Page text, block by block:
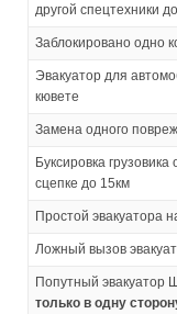
другой спецтехники
Заблокировано одно
Эвакуатор для
кювете
Замена одного
Буксировка
сцепке до 15км
Простой эвакуатора
Ложный вызов
Попутный эвакуатор
только в одну